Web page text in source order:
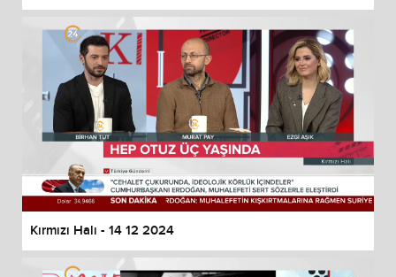
Kırmızı Halı - 14 12 2024